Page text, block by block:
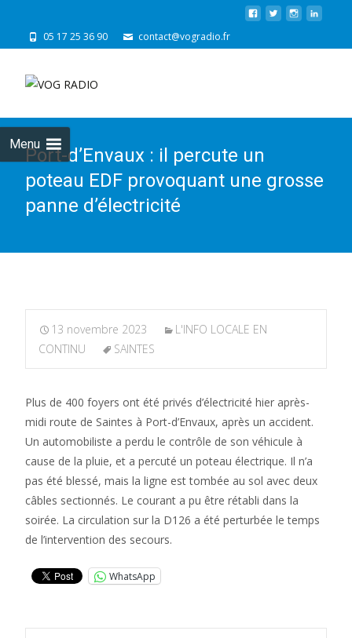
05 17 25 36 90 contact@vogradio.fr
Menu
Port-d’Envaux : il percute un
poteau EDF provoquant une grosse
panne d’électricité
13 novembre 2023
L'INFO LOCALE EN
CONTINU
SAINTES
Plus de 400 foyers ont été privés d’électricité hier après-
midi route de Saintes à Port-d’Envaux, après un accident.
Un automobiliste a perdu le contrôle de son véhicule à
cause de la pluie, et a percuté un poteau électrique. Il n’a
pas été blessé, mais la ligne est tombée au sol avec deux
câbles sectionnés. Le courant a pu être rétabli dans la
soirée. La circulation sur la D126 a été perturbée le temps
de l’intervention des secours.
WhatsApp